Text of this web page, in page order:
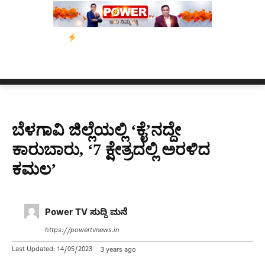
ನೈಸ್ ರಸ್ತೆಯಲ್ಲಿ ಟೋಲ್ ಪಾವತಿಸಬೇಡಿ: ಕುಮಾರಸ್ವಾಮಿ ಮನವಿ; ಸರ್ಕಾರಕ್ಕೆ
ಬೆಳಗಾವಿ ಜಿಲ್ಲೆಯಲ್ಲಿ ‘ಕೈ’ನದ್ದೇ
ಕಾರುಬಾರು, ‘7 ಕ್ಷೇತ್ರದಲ್ಲಿ ಅರಳಿದ
ಕಮಲ’
Power TV ಸುದ್ದಿ ಮನೆ
https://powertvnews.in
Last Updated: 14/05/2023 3 years ago